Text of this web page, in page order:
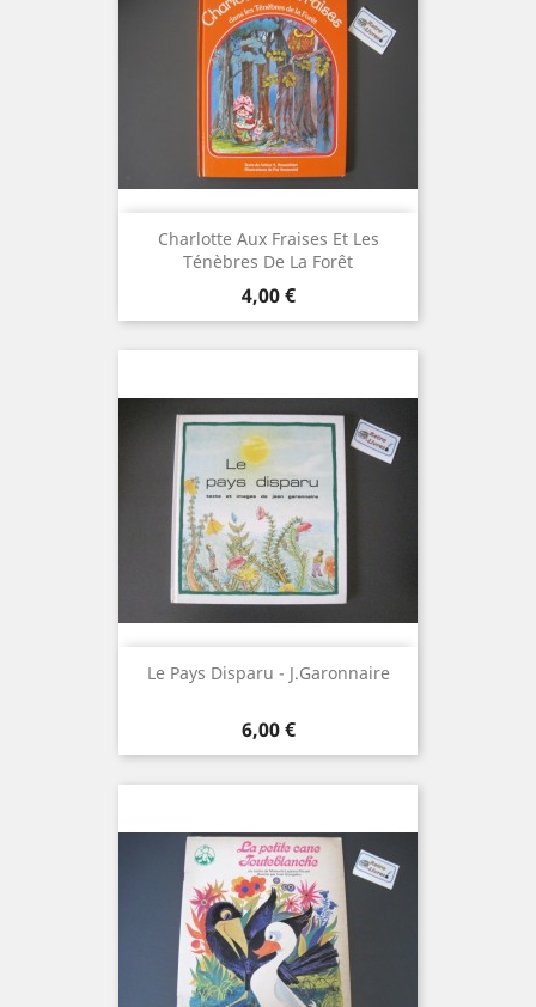
Charlotte Aux Fraises Et Les
Ténèbres De La Forêt
Prix
4,00 €
Le Pays Disparu - J.Garonnaire
Prix
6,00 €